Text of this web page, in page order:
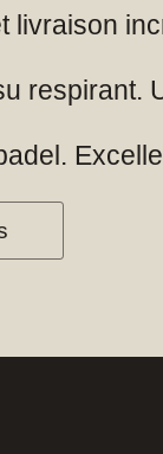
respirant.